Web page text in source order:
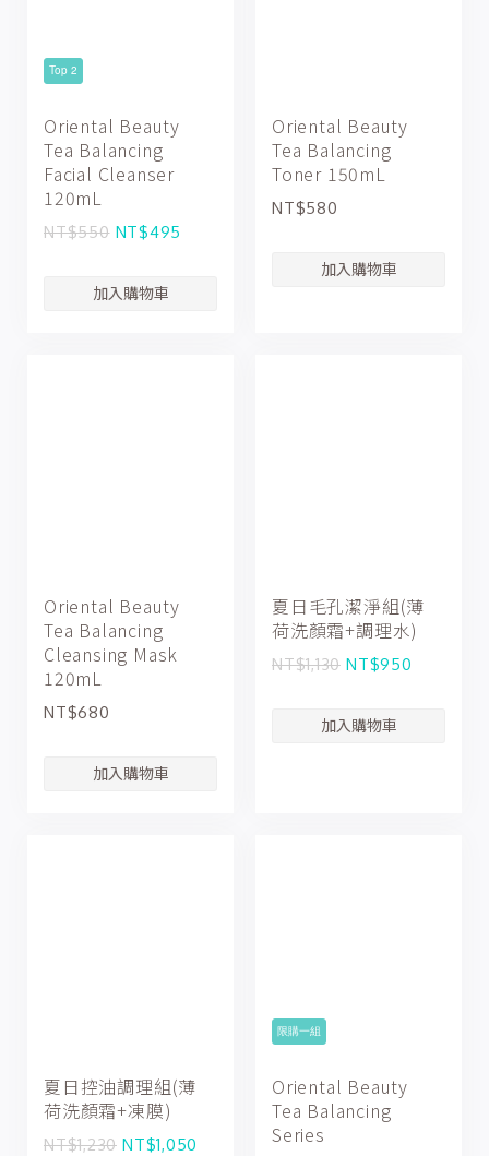
Top 2
Oriental Beauty
Tea Balancing
Facial Cleanser
120mL
NT$550 NT$495
Oriental Beauty
Tea Balancing
Toner 150mL
NT$580
Oriental Beauty
Tea Balancing
Cleansing Mask
120mL
NT$680
夏日毛孔潔淨組(薄
荷洗顏霜+調理水)
NT$1,130 NT$950
夏日控油調理組(薄
荷洗顏霜+凍膜)
NT$1,230 NT$1,050
限購一組
Oriental Beauty
Tea Balancing
Series